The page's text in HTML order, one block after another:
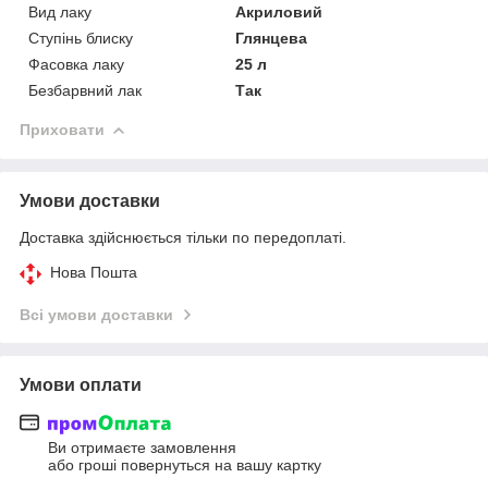
Вид лаку
Акриловий
Ступінь блиску
Глянцева
Фасовка лаку
25 л
Безбарвний лак
Так
Приховати
Умови доставки
Доставка здійснюється тільки по передоплаті.
Нова Пошта
Всі умови доставки
Умови оплати
Ви отримаєте замовлення
або гроші повернуться на вашу картку